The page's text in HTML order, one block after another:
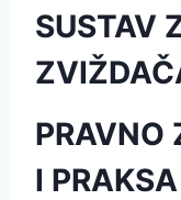
SUSTAV
PRAVNO
I PRAKSA